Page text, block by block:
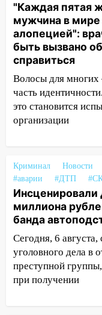
быть вызвано
справиться
03:30
принесет
отличные
ошибки
23:20 Прогноз
20:04
посвящённый
России
19:12 В
руководителя
наказали за
сотрудник
18:02 В
баскетбола!
"Каждая пятая
мужчина в мире
алопецией":
быть вызвано
справиться
Волосы для многих
часть
это становится
организации
Криминал Новости
#аварии
#ДТП
миллиона
банда
Сегодня, 6 августа,
уголовного дела в
преступной
при получении